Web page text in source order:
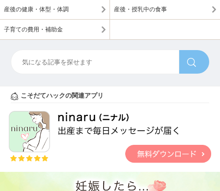
産後の健康・体型・体調 産後・授乳中の食事
子育ての費用・補助金
こそだてハックの関連アプリ